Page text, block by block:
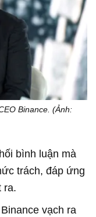
Binance. (Ảnh:
bình luận mà
trách, đáp ứng
ra.
vạch ra